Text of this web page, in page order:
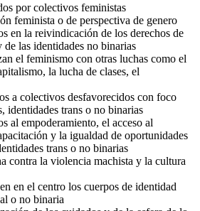
por colectivos feministas
feminista o de perspectiva de genero
en la reivindicación de los derechos de
de las identidades no binarias
el feminismo con otras luchas como el
la lucha de clases, el
a colectivos desfavorecidos con foco
identidades trans o no binarias
al empoderamiento, el acceso al
y la igualdad de oportunidades
trans o no binarias
contra la violencia machista y la cultura
en el centro los cuerpos de identidad
o no binaria